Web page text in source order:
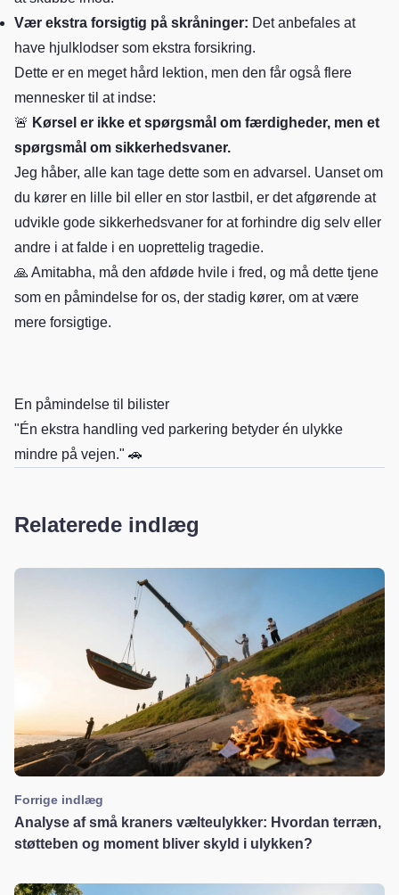
Vær ekstra forsigtig på skråninger: Det anbefales at
have hjulklodser som ekstra forsikring.
Dette er en meget hård lektion, men den får også flere
mennesker til at indse:
🚨 Kørsel er ikke et spørgsmål om færdigheder, men et
spørgsmål om sikkerhedsvaner.
Jeg håber, alle kan tage dette som en advarsel. Uanset om
du kører en lille bil eller en stor lastbil, er det afgørende at
udvikle gode sikkerhedsvaner for at forhindre dig selv eller
andre i at falde i en uoprettelig tragedie.
🙏 Amitabha, må den afdøde hvile i fred, og må dette tjene
som en påmindelse for os, der stadig kører, om at være
mere forsigtige.
En påmindelse til bilister
"Én ekstra handling ved parkering betyder én ulykke
mindre på vejen." 🚗
Relaterede indlæg
Forrige indlæg
Analyse af små kraners vælteulykker: Hvordan terræn,
støtteben og moment bliver skyld i ulykken?